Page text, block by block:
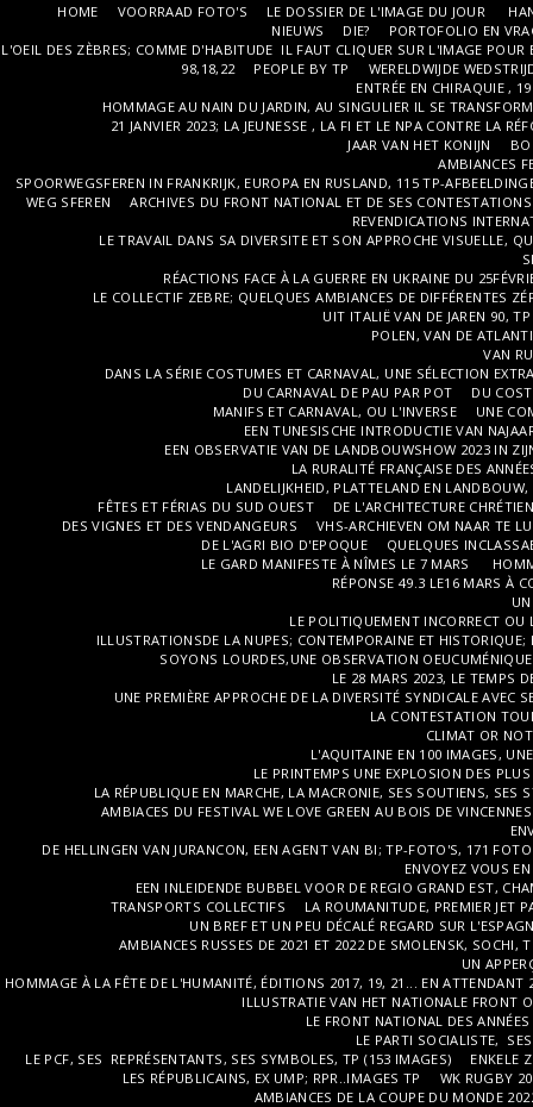
HOME VOORRAAD FOTO'S LE DOSSIER DE L'IMAGE DU JOUR
NIEUWS
DIE?
PORTOFOLIO EN
L'OEIL DES ZÈBRES; COMME D'HABITUDE IL FAUT CLIQUER SUR L'IMAGE POUR
98,18,22
PEOPLE BY TP
WERELDWIJDE
ENTRÉE EN CHIRAQUIE ,
HOMMAGE AU NAIN DU JARDIN, AU SINGULIER IL SE
21 JANVIER 2023; LA JEUNESSE , LA FI ET LE NPA CONTRE LA
JAAR VAN HET KONIJN
AMBIANCES
SPOORWEGSFEREN IN FRANKRIJK, EUROPA EN RUSLAND, 115 TP-
WEG SFEREN
ARCHIVES DU FRONT NATIONAL ET DE SES
REVENDICATIONS
LE TRAVAIL DANS SA DIVERSITE ET SON APPROCHE VISUELLE,
RÉACTIONS FACE À LA GUERRE EN UKRAINE DU
LE COLLECTIF ZEBRE; QUELQUES AMBIANCES DE DIFFÉRENTES
UIT ITALIË VAN DE JAREN 90, TP
POLEN, VAN DE
VAN
DANS LA SÉRIE COSTUMES ET CARNAVAL, UNE SÉLECTION
DU CARNAVAL DE PAU PAR POT
DU
MANIFS ET CARNAVAL, OU L'INVERSE
UNE
EEN TUNESISCHE INTRODUCTIE VAN
EEN OBSERVATIE VAN DE LANDBOUWSHOW 2023 IN
LA RURALITÉ FRANÇAISE DES
LANDELIJKHEID, PLATTELAND EN
FÊTES ET FÉRIAS DU SUD OUEST
DE L'ARCHITECTURE
DES VIGNES ET DES VENDANGEURS
VHS-ARCHIEVEN OM NAAR TE
DE L'AGRI BIO D'EPOQUE
QUELQUES
LE GARD MANIFESTE À NÎMES LE 7 MARS
RÉPONSE 49.3 LE16 MARS À
LE POLITIQUEMENT INCORRECT OU
ILLUSTRATIONSDE LA NUPES; CONTEMPORAINE ET
SOYONS LOURDES,UNE OBSERVATION
LE 28 MARS 2023, LE TEMPS
UNE PREMIÈRE APPROCHE DE LA DIVERSITÉ SYNDICALE AVEC
LA CONTESTATION
CLIMAT OR
L'AQUITAINE EN 100 IMAGES,
LE PRINTEMPS UNE EXPLOSION DES
LA RÉPUBLIQUE EN MARCHE, LA MACRONIE, SES SOUTIENS,
AMBIACES DU FESTIVAL WE LOVE GREEN AU BOIS DE
DE HELLINGEN VAN JURANCON, EEN AGENT VAN BI; TP-FOTO'S, 171
ENVOYEZ VOUS
EEN INLEIDENDE BUBBEL VOOR DE REGIO GRAND EST,
TRANSPORTS COLLECTIFS
LA ROUMANITUDE, PREMIER JET
UN BREF ET UN PEU DÉCALÉ REGARD SUR
AMBIANCES RUSSES DE 2021 ET 2022 DE SMOLENSK, SOCHI,
UN
HOMMAGE À LA FÊTE DE L'HUMANITÉ, ÉDITIONS 2017, 19, 21... EN ATTENDANT
ILLUSTRATIE VAN HET NATIONALE FRONT
LE FRONT NATIONAL DES
LE PARTI SOCIALISTE,
LE PCF, SES REPRÉSENTANTS, SES SYMBOLES, TP (153 IMAGES)
ENKELE
LES RÉPUBLICAINS, EX UMP; RPR..IMAGES TP
WK RUGBY
AMBIANCES DE LA COUPE DU MONDE